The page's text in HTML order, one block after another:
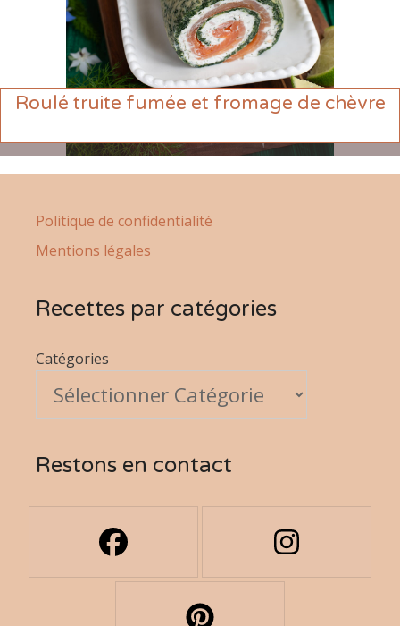
Roulé truite fumée et fromage de chèvre
Politique de confidentialité
Mentions légales
Recettes par catégories
Catégories
Restons en contact